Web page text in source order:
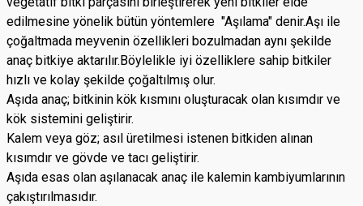
edilmesine yönelik bütün yöntemlere "Aşılama" denir.Aşı ile
çoğaltmada meyvenin özellikleri bozulmadan aynı şekilde
anaç bitkiye aktarılır.Böylelikle iyi özelliklere sahip bitkiler
hızlı ve kolay şekilde çoğaltılmış olur.
Aşıda anaç; bitkinin kök kısmını oluşturacak olan kısımdır ve
kök sistemini geliştirir.
Kalem veya göz; asıl üretilmesi istenen bitkiden alınan
kısımdır ve gövde ve tacı geliştirir.
Aşıda esas olan aşılanacak anaç ile kalemin kambiyumlarının
çakıştırılmasıdır.